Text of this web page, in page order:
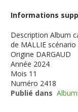
Informations
Description Album
de MALLIE scénario
Origine DARGAUD
Année 2024
Mois 11
Numéro 2418
Publié dans